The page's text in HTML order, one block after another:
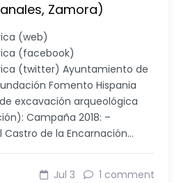
Zamora)
(web)
(facebook)
(twitter) Ayuntamiento de
Fomento Hispania
excavación arqueológica
Campaña 2018: –
Castro de la Encarnación…
Jul 3 1 comment